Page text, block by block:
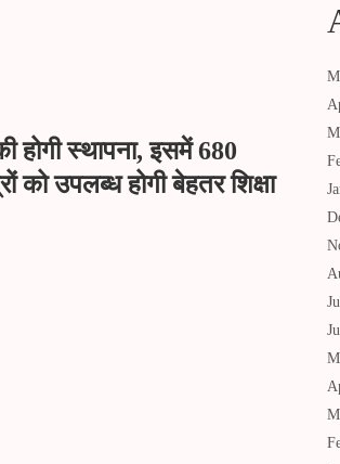
होगी स्थापना, इसमें 680
उपलब्ध होगी बेहतर शिक्षा